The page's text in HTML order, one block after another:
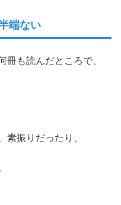
端ない
冊も読んだところで、
素振りだったり、